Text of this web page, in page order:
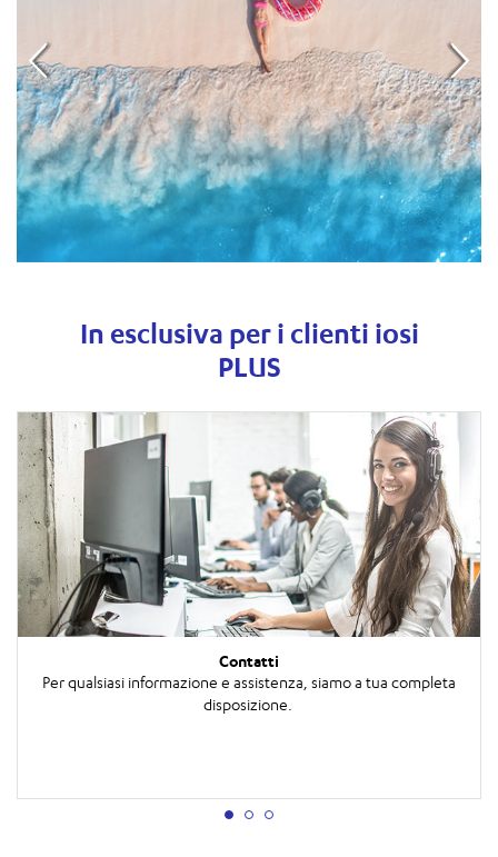
In esclusiva per i clienti iosi
PLUS
Contatti
Per qualsiasi informazione e assistenza, siamo a tua completa
disposizione.